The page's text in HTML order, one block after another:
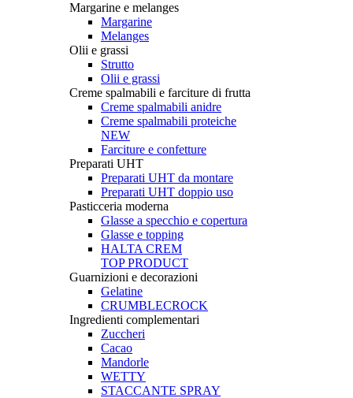
Margarine e melanges
Margarine
Melanges
Olii e grassi
Strutto
Olii e grassi
Creme spalmabili e farciture di frutta
Creme spalmabili anidre
Creme spalmabili proteiche
NEW
Farciture e confetture
Preparati UHT
Preparati UHT da montare
Preparati UHT doppio uso
Pasticceria moderna
Glasse a specchio e copertura
Glasse e topping
HALTA CREM
TOP PRODUCT
Guarnizioni e decorazioni
Gelatine
CRUMBLECROCK
Ingredienti complementari
Zuccheri
Cacao
Mandorle
WETTY
STACCANTE SPRAY